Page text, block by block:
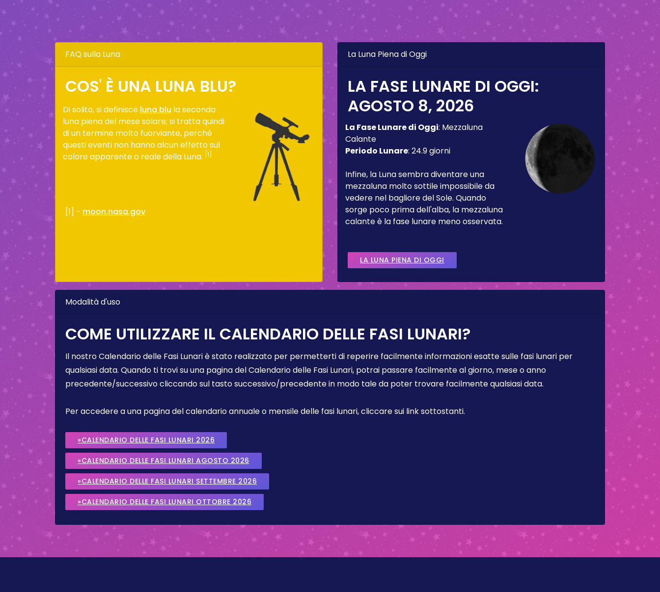
FAQ sulla Luna
COS' È UNA LUNA BLU?
Di solito, si definisce luna blu la seconda
luna piena del mese solare; si tratta quindi
di un termine molto fuorviante, perché
questi eventi non hanno alcun effetto sul
colore apparente o reale della Luna. [1]
[1] - moon.nasa.gov
La Luna Piena di Oggi
LA FASE LUNARE DI OGGI:
AGOSTO 8, 2026
La Fase Lunare di Oggi: Mezzaluna
Calante
Periodo Lunare: 24.9 giorni
Infine, la Luna sembra diventare una
mezzaluna molto sottile impossibile da
vedere nel bagliore del Sole. Quando
sorge poco prima dell'alba, la mezzaluna
calante è la fase lunare meno osservata.
LA LUNA PIENA DI OGGI
Modalità d'uso
COME UTILIZZARE IL CALENDARIO DELLE FASI LUNARI?
Il nostro Calendario delle Fasi Lunari è stato realizzato per permetterti di reperire facilmente informazioni esatte sulle fasi lunari per
qualsiasi data. Quando ti trovi su una pagina del Calendario delle Fasi Lunari, potrai passare facilmente al giorno, mese o anno
precedente/successivo cliccando sul tasto successivo/precedente in modo tale da poter trovare facilmente qualsiasi data.
Per accedere a una pagina del calendario annuale o mensile delle fasi lunari, cliccare sui link sottostanti.
»CALENDARIO DELLE FASI LUNARI 2026
»CALENDARIO DELLE FASI LUNARI AGOSTO 2026
»CALENDARIO DELLE FASI LUNARI SETTEMBRE 2026
»CALENDARIO DELLE FASI LUNARI OTTOBRE 2026